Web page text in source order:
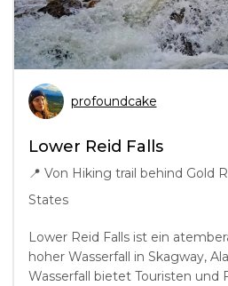
profoundcake
Lower Reid Falls
📍 Von Hiking trail behind Gold
States
Lower Reid Falls ist ein
hoher Wasserfall in Skagway,
Wasserfall bietet Touristen und